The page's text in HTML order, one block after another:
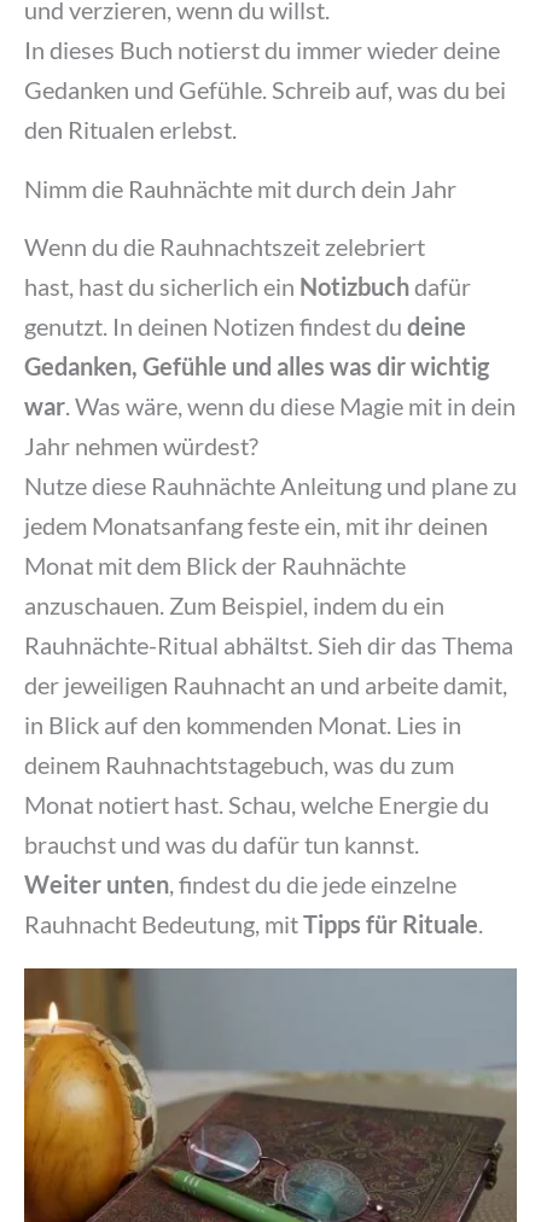
und verzieren, wenn du willst.
In dieses Buch notierst du immer wieder deine
Gedanken und Gefühle. Schreib auf, was du bei
den Ritualen erlebst.
Nimm die Rauhnächte mit durch dein Jahr
Wenn du die Rauhnachtszeit zelebriert
hast, hast du sicherlich ein Notizbuchdafür
genutzt. In deinen Notizen findest du deine
Gedanken, Gefühle und alles was dir wichtig
war. Was wäre, wenn du diese Magie mit in dein
Jahr nehmen würdest?
Nutze diese Rauhnächte Anleitung und plane zu
jedem Monatsanfang feste ein, mit ihr deinen
Monat mit dem Blick der Rauhnächte
anzuschauen. Zum Beispiel, indem du ein
Rauhnächte-Ritual abhältst. Sieh dir das Thema
der jeweiligen Rauhnacht an und arbeite damit,
in Blick auf den kommenden Monat. Lies in
deinem Rauhnachtstagebuch, was du zum
Monat notiert hast. Schau, welche Energie du
brauchst und was du dafür tun kannst.
Weiter unten, findest du die jede einzelne
Rauhnacht Bedeutung, mitTipps für Rituale.